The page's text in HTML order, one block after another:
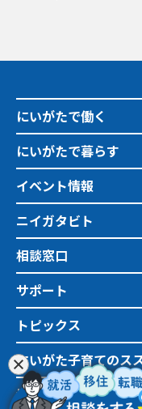
にいがたで働く
にいがたで暮らす
イベント情報
ニイガタビト
相談窓口
サポート
トピックス
にいがた子育てのス
地域おこし協力隊